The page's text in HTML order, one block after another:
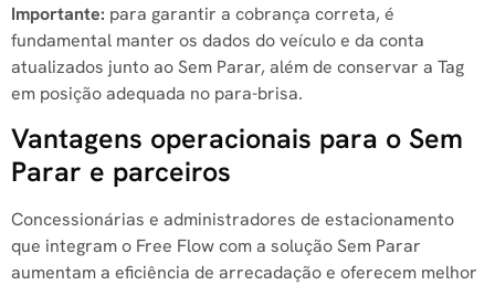
Importante: para garantir a cobrança correta, é
fundamental manter os dados do veículo e da conta
atualizados junto ao Sem Parar, além de conservar a Tag
em posição adequada no para-brisa.
Vantagens operacionais para o Sem
Parar e parceiros
Concessionárias e administradores de estacionamento
que integram o Free Flow com a solução Sem Parar
aumentam a eficiência de arrecadação e oferecem melhor